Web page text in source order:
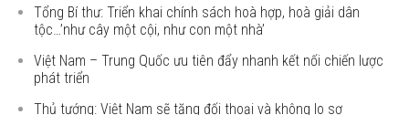
Tổng Bí thư: Triển khai chính sách hoà hợp, hoà giải dân
tộc…’như cây một cội, như con một nhà’
Việt Nam – Trung Quốc ưu tiên đẩy nhanh kết nối chiến lược
phát triển
Thủ tướng: Việt Nam sẽ tăng đối thoại và không lo sợ